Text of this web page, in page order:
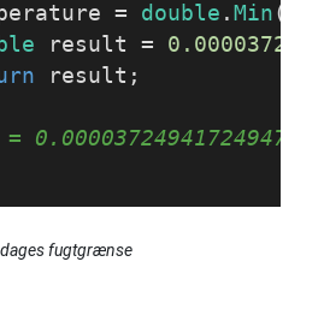
=
double . Min
result =
result;
fugtgrænse